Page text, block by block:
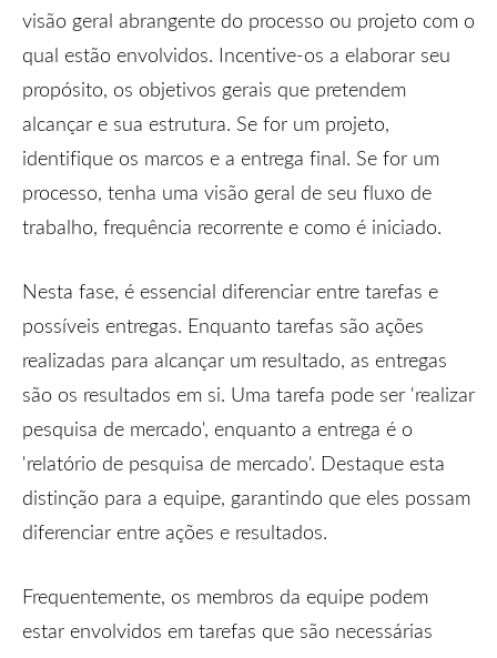
visão geral abrangente do processo ou projeto com o
qual estão envolvidos. Incentive-os a elaborar seu
propósito, os objetivos gerais que pretendem
alcançar e sua estrutura. Se for um projeto,
identifique os marcos e a entrega final. Se for um
processo, tenha uma visão geral de seu fluxo de
trabalho, frequência recorrente e como é iniciado.
Nesta fase, é essencial diferenciar entre tarefas e
possíveis entregas. Enquanto tarefas são ações
realizadas para alcançar um resultado, as entregas
são os resultados em si. Uma tarefa pode ser 'realizar
pesquisa de mercado', enquanto a entrega é o
'relatório de pesquisa de mercado'. Destaque esta
distinção para a equipe, garantindo que eles possam
diferenciar entre ações e resultados.
Frequentemente, os membros da equipe podem
estar envolvidos em tarefas que são necessárias